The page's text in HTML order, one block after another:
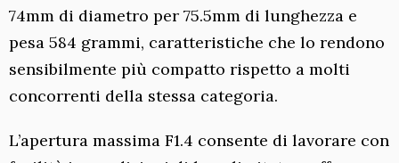
74mm di diametro per 75.5mm di lunghezza e
pesa 584 grammi, caratteristiche che lo rendono
sensibilmente più compatto rispetto a molti
concorrenti della stessa categoria.
L’apertura massima F1.4 consente di lavorare con